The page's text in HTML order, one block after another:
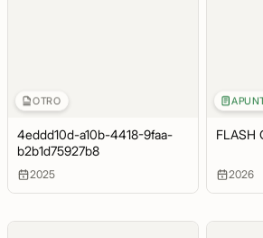
OTRO
4eddd10d-a10b-4418-9faa-
b2b1d75927b8
2025
FLASH
2026